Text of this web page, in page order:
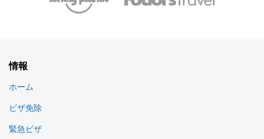
情報
ホーム
ビザ免除
緊急ビザ